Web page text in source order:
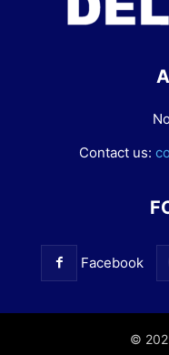
Contact us:
Facebook
©